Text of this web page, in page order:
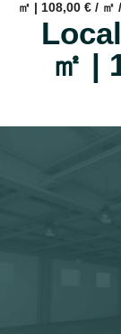
㎡ | 108,00 € / ㎡
㎡ |